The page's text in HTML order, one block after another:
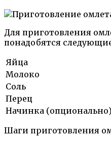
Для приготовления
понадобятся
Яйца
Молоко
Соль
Перец
Начинка (опционально)
Шаги приготовления